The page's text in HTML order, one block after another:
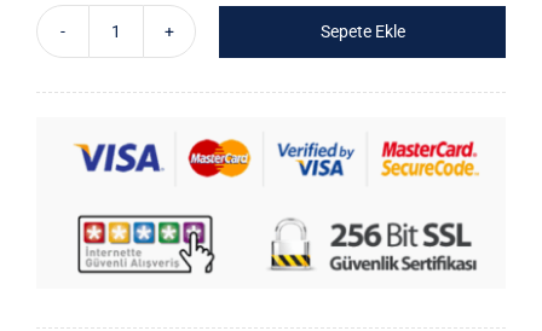
Sepete Ekle